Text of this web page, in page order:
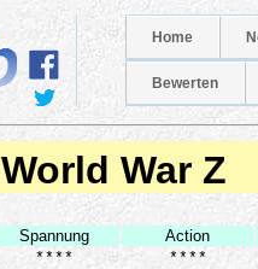
Home
Bewerten
World War Z
Spannung Action
**** ****